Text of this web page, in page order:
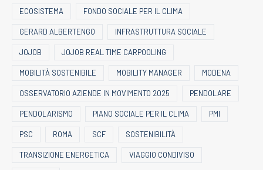
ECOSISTEMA FONDO SOCIALE PER IL CLIMA
GERARD ALBERTENGO INFRASTRUTTURA SOCIALE
JOJOB JOJOB REAL TIME CARPOOLING
MOBILITÀ SOSTENIBILE MOBILITY MANAGER MODENA
OSSERVATORIO AZIENDE IN MOVIMENTO 2025 PENDOLARE
PENDOLARISMO PIANO SOCIALE PER IL CLIMA PMI
PSC ROMA SCF SOSTENIBILITÀ
TRANSIZIONE ENERGETICA VIAGGIO CONDIVISO